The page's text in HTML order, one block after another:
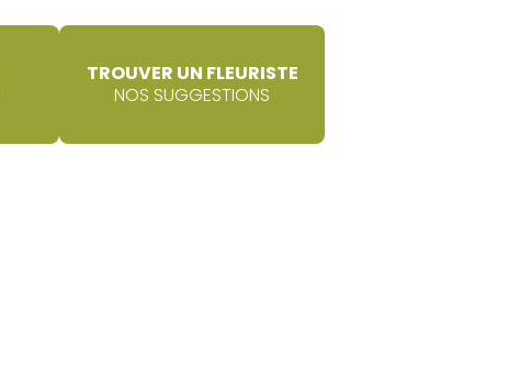
TROUVER UN FLEURISTE
NOS SUGGESTIONS